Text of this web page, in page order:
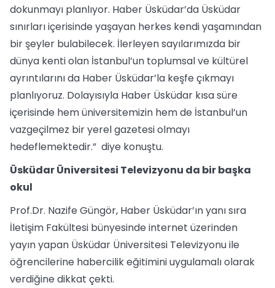
dokunmayı planlıyor. Haber Üsküdar’da Üsküdar
sınırları içerisinde yaşayan herkes kendi yaşamından
bir şeyler bulabilecek. İlerleyen sayılarımızda bir
dünya kenti olan İstanbul’un toplumsal ve kültürel
ayrıntılarını da Haber Üsküdar’la keşfe çıkmayı
planlıyoruz. Dolayısıyla Haber Üsküdar kısa süre
içerisinde hem üniversitemizin hem de İstanbul’un
vazgeçilmez bir yerel gazetesi olmayı
hedeflemektedir.” diye konuştu.
Üsküdar Üniversitesi Televizyonu da bir başka
okul
Prof.Dr. Nazife Güngör, Haber Üsküdar’ın yanı sıra
İletişim Fakültesi bünyesinde internet üzerinden
yayın yapan Üsküdar Üniversitesi Televizyonu ile
öğrencilerine habercilik eğitimini uygulamalı olarak
verdiğine dikkat çekti.